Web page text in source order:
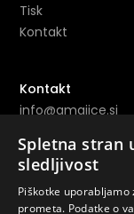
Tisk
Kontakt
Kontakt
info@amajice.si
Povezave
Instagram ->
Spletna stran
sledljivost
Piškotke
prometa. Podatke o